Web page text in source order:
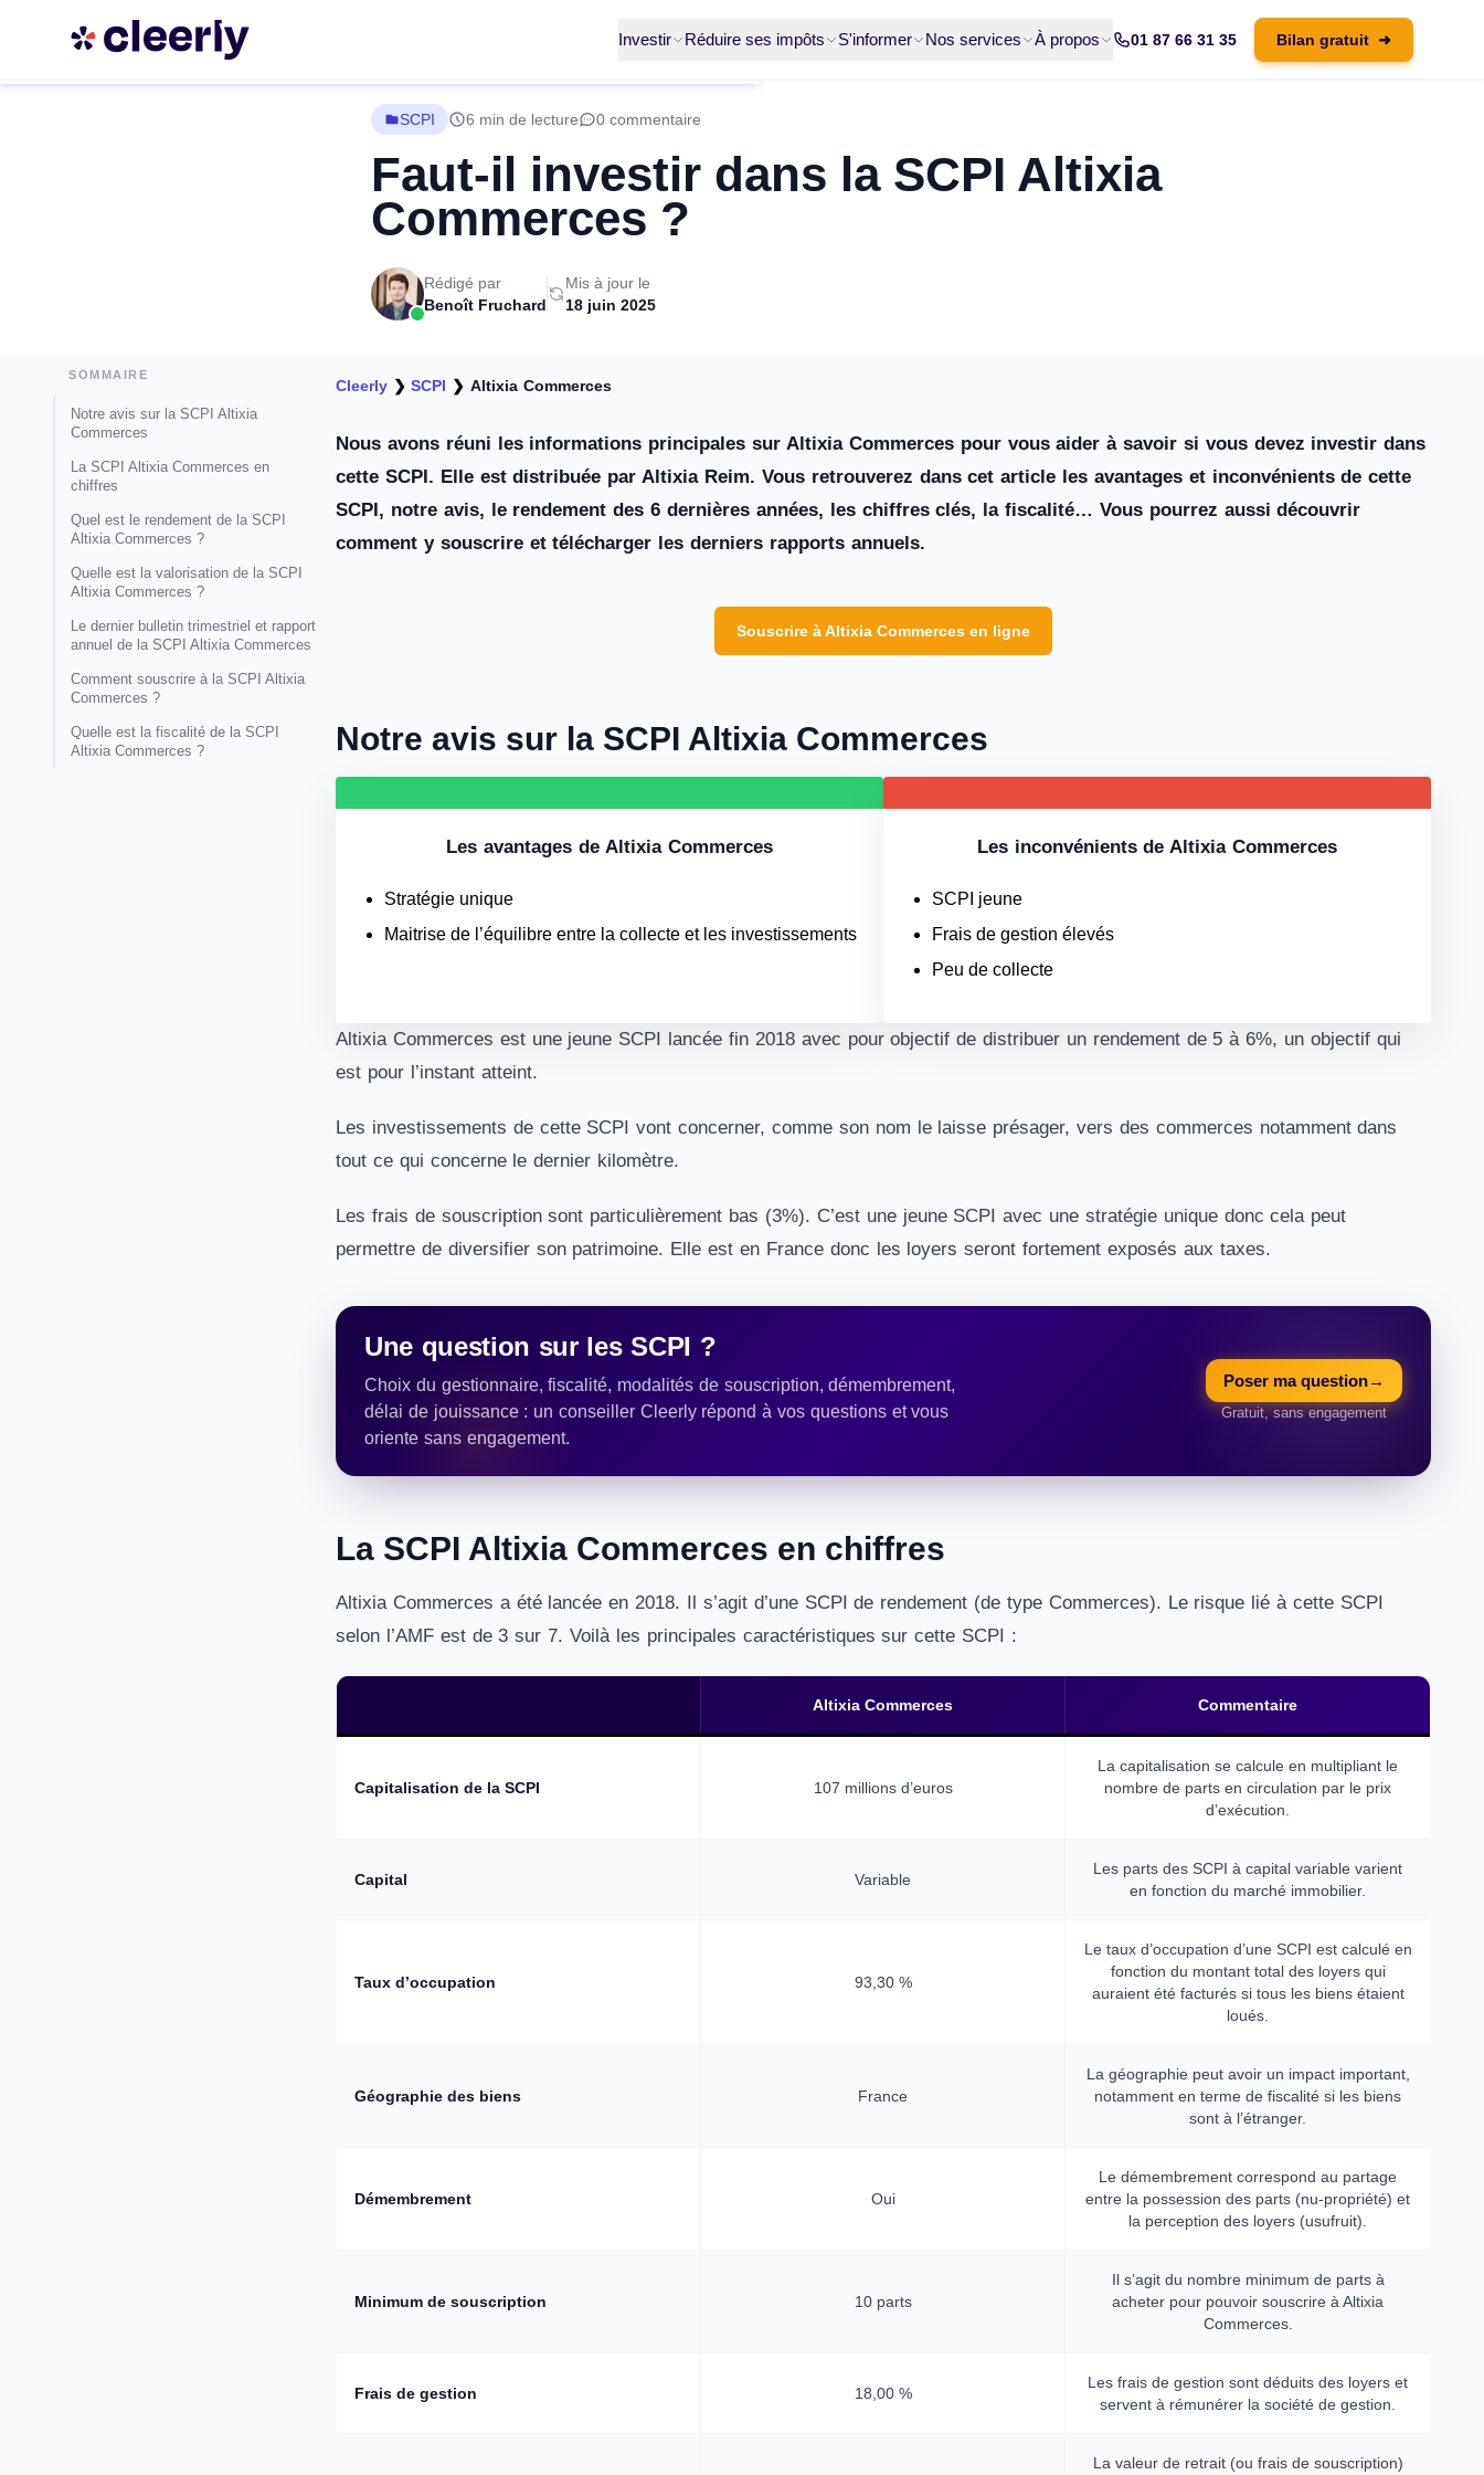
Investir Réduire ses impôts S'informer Nos services À propos 01 87 66 31 35 Bilan gratuit ➜
SCPI 6 min de lecture 0 commentaire
Faut-il investir dans la SCPI Altixia
Commerces ?
Rédigé par
Benoît Fruchard
Mis à jour le
18 juin 2025
SOMMAIRE
Notre avis sur la SCPI Altixia
Commerces
La SCPI Altixia Commerces en
chiffres
Quel est le rendement de la SCPI
Altixia Commerces ?
Quelle est la valorisation de la SCPI
Altixia Commerces ?
Le dernier bulletin trimestriel et rapport
annuel de la SCPI Altixia Commerces
Comment souscrire à la SCPI Altixia
Commerces ?
Quelle est la fiscalité de la SCPI
Altixia Commerces ?
Cleerly ❯SCPI ❯ Altixia Commerces
Nous avons réuni les informations principales sur Altixia Commerces pour vous aider à savoir si vous devez investir dans
cette SCPI. Elle est distribuée par Altixia Reim. Vous retrouverez dans cet article les avantages et inconvénients de cette
SCPI, notre avis, le rendement des 6 dernières années, les chiffres clés, la fiscalité… Vous pourrez aussi découvrir
comment y souscrire et télécharger les derniers rapports annuels.
Souscrire à Altixia Commerces en ligne
Notre avis sur la SCPI Altixia Commerces
Les avantages de Altixia Commerces
Stratégie unique
Maitrise de l’équilibre entre la collecte et les investissements
Les inconvénients de Altixia Commerces
SCPI jeune
Frais de gestion élevés
Peu de collecte
Altixia Commerces est une jeune SCPI lancée fin 2018 avec pour objectif de distribuer un rendement de 5 à 6%, un objectif qui
est pour l’instant atteint.
Les investissements de cette SCPI vont concerner, comme son nom le laisse présager, vers des commerces notamment dans
tout ce qui concerne le dernier kilomètre.
Les frais de souscription sont particulièrement bas (3%). C’est une jeune SCPI avec une stratégie unique donc cela peut
permettre de diversifier son patrimoine. Elle est en France donc les loyers seront fortement exposés aux taxes.
Une question sur les SCPI ?
Choix du gestionnaire, fiscalité, modalités de souscription, démembrement,
délai de jouissance : un conseiller Cleerly répond à vos questions et vous
oriente sans engagement.
Poser ma question→
Gratuit, sans engagement
La SCPI Altixia Commerces en chiffres
Altixia Commerces a été lancée en 2018. Il s’agit d’une SCPI de rendement (de type Commerces). Le risque lié à cette SCPI
selon l’AMF est de 3 sur 7. Voilà les principales caractéristiques sur cette SCPI :
Altixia Commerces Commentaire
Capitalisation de la SCPI 107 millions d’euros
La capitalisation se calcule en multipliant le
nombre de parts en circulation par le prix
d’exécution.
Capital Variable
Les parts des SCPI à capital variable varient
en fonction du marché immobilier.
Taux d’occupation 93,30 %
Le taux d’occupation d’une SCPI est calculé en
fonction du montant total des loyers qui
auraient été facturés si tous les biens étaient
loués.
Géographie des biens France
La géographie peut avoir un impact important,
notamment en terme de fiscalité si les biens
sont à l’étranger.
Démembrement Oui
Le démembrement correspond au partage
entre la possession des parts (nu-propriété) et
la perception des loyers (usufruit).
Minimum de souscription 10 parts
Il s’agit du nombre minimum de parts à
acheter pour pouvoir souscrire à Altixia
Commerces.
Frais de gestion 18,00 %
Les frais de gestion sont déduits des loyers et
servent à rémunérer la société de gestion.
La valeur de retrait (ou frais de souscription)